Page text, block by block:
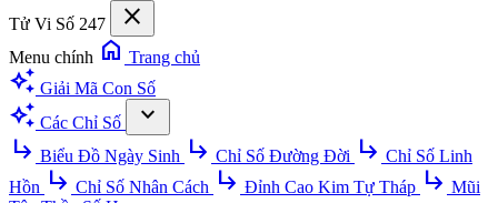
Tử Vi Số 247 close
Menu chính home Trang chủ
auto_awesome Giải Mã Con Số
auto_awesome Các Chỉ Số
expand_more
subdirectory_arrow_right Biểu Đồ Ngày Sinh subdirectory_arrow_right Chỉ Số Đường Đời subdirectory_arrow_right Chỉ Số Linh
Hồn subdirectory_arrow_right Chỉ Số Nhân Cách subdirectory_arrow_right Đỉnh Cao Kim Tự Tháp subdirectory_arrow_right Mũi